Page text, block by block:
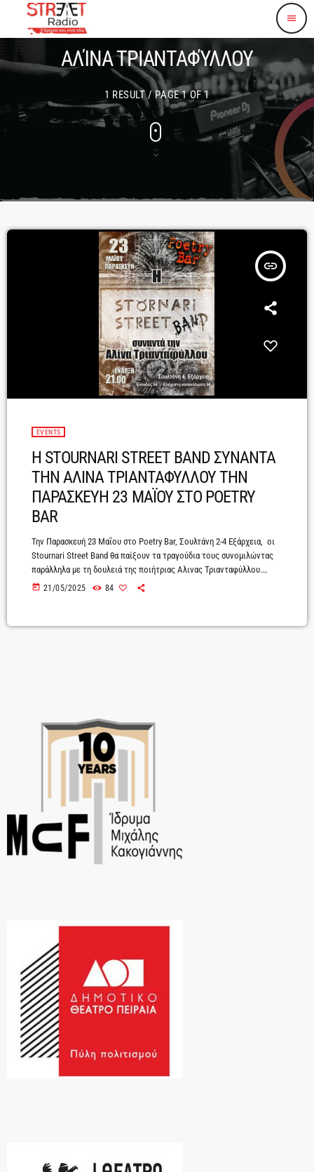
menu
ΑΛΊΝΑ ΤΡΙΑΝΤΑΦΎΛΛΟΥ
1 RESULT / PAGE 1 OF 1
insert_link
EVENTS
H STOURNARI STREET BAND ΣΥΝΑΝΤΑ
ΤΗΝ ΑΛΙΝΑ ΤΡΙΑΝΤΑΦΥΛΛΟΥ ΤΗΝ
ΠΑΡΑΣΚΕΥΗ 23 ΜΑΪΟΥ ΣΤΟ POETRY
BAR
Την Παρασκευή 23 Μαΐου στο Poetry Bar, Σουλτάνη 2-4 Εξάρχεια, οι
Stournari Street Band θα παίξουν τα τραγούδια τους συνομιλώντας
παράλληλα με τη δουλειά της ποιήτριας Αλινας Τριανταφύλλου.
Μέσα από μουσικό αυτοσχεδιασμό και απαγγελία πεζών και
μερικά βήματα πιο κει.Αφορμή για αυτο το event είναι η σύμπραξη
today 21/05/2025 84